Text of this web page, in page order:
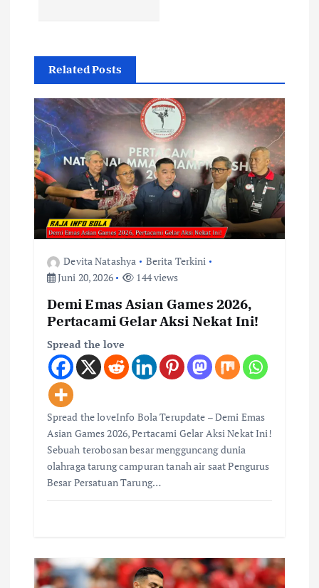
p
o
s
Related Posts
Devita Natashya
Berita Terkini
Juni 20, 2026
144 views
Demi Emas Asian Games 2026,
Pertacami Gelar Aksi Nekat Ini!
Spread the love
Spread the loveInfo Bola Terupdate – Demi Emas
Asian Games 2026, Pertacami Gelar Aksi Nekat Ini!
Sebuah terobosan besar mengguncang dunia
olahraga tarung campuran tanah air saat Pengurus
Besar Persatuan Tarung…